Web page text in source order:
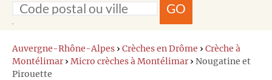
GO
Auvergne-Rhône-Alpes › Crèches en Drôme › Crèche à
Montélimar › Micro crèches à Montélimar › Nougatine et
Pirouette